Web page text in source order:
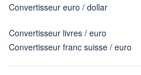
Convertisseur euro / dollar
Convertisseur livres / euro
Convertisseur franc suisse / euro